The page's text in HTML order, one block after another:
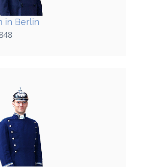
in Berlin